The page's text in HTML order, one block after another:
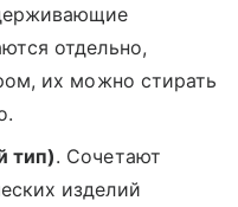
отдельно,
их можно стирать
тип). Сочетают
изделий